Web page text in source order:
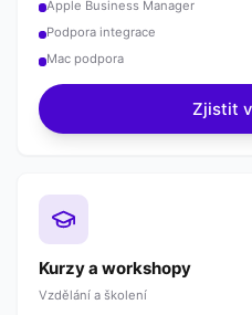
Apple Business Manager
Podpora integrace
Mac podpora
Zjistit
Kurzy a workshopy
Vzdělání a školení